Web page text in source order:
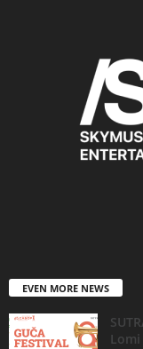
EVEN MORE NEWS